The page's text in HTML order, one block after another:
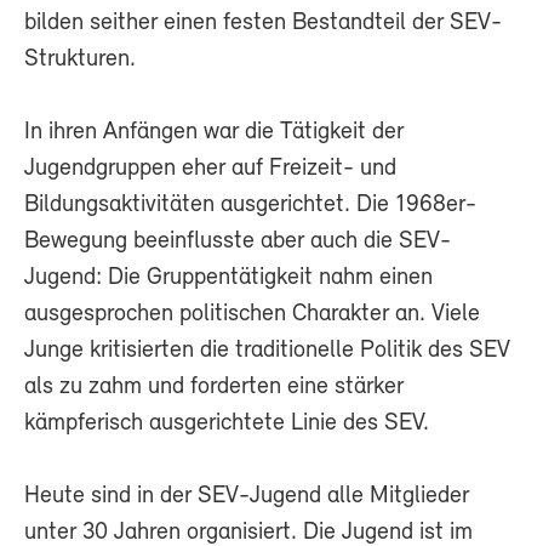
bilden seither einen festen Bestandteil der SEV-
Strukturen.
In ihren Anfängen war die Tätigkeit der
Jugendgruppen eher auf Freizeit- und
Bildungsaktivitäten ausgerichtet. Die 1968er-
Bewegung beeinflusste aber auch die SEV-
Jugend: Die Gruppentätigkeit nahm einen
ausgesprochen politischen Charakter an. Viele
Junge kritisierten die traditionelle Politik des SEV
als zu zahm und forderten eine stärker
kämpferisch ausgerichtete Linie des SEV.
Heute sind in der SEV-Jugend alle Mitglieder
unter 30 Jahren organisiert. Die Jugend ist im